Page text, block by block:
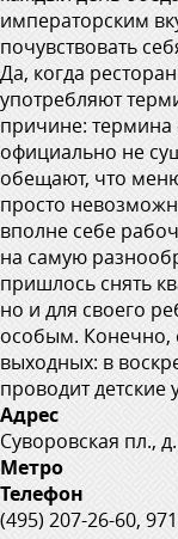
императорским
почувствовать
Да, когда
употребляют
причине: термина
официально не
обещают, что
просто
вполне себе
на самую
пришлось снять
но и для своего
особым. Конечно,
выходных: в
проводит детские
Адрес
Суворовская пл.,
Метро
Телефон
(495) 207-26-60,